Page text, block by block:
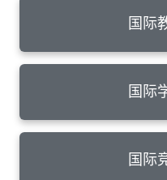
国际
国际
国际